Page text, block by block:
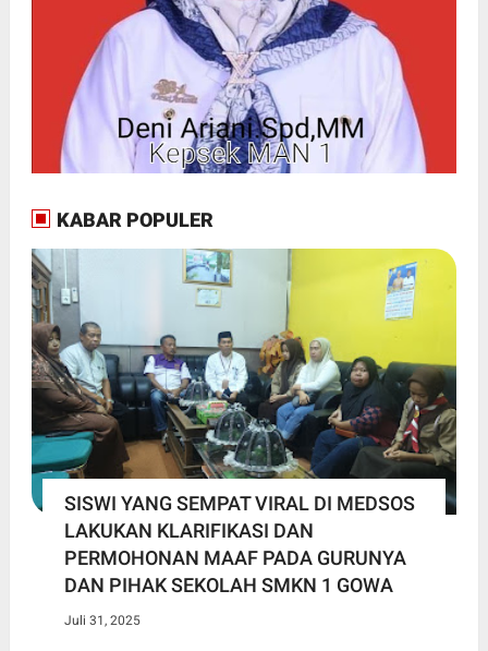
KABAR POPULER
SISWI YANG SEMPAT VIRAL DI MEDSOS
LAKUKAN KLARIFIKASI DAN
PERMOHONAN MAAF PADA GURUNYA
DAN PIHAK SEKOLAH SMKN 1 GOWA
Juli 31, 2025